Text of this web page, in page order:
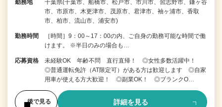
勤務地
千葉県(千葉市、船橋市、松戸市、市川市、習志野市、鎌ヶ谷
市、市原市、木更津市、茂原市、君津市、袖ヶ浦市、香取
市、柏市、流山市、浦安市)
勤務時間
［時間］9：00～17：00の内、ご自身の勤務可能な時間で働
けます。 ※半日のみの場合も…
応募資格
未経験OK 年齢不問 直行直帰！ ◎女性多数活躍中！
◎普通運転免許（AT限定可）がある方は歓迎します ◎自家
用車が使える方大歓迎！ ◎副業OK！ ◎ブランクO…
後で見る 詳細を見る